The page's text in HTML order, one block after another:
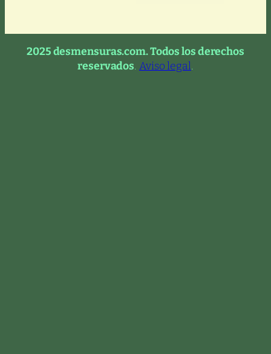
2025 desmensuras.com. Todos los derechos
reservados. Aviso legal.